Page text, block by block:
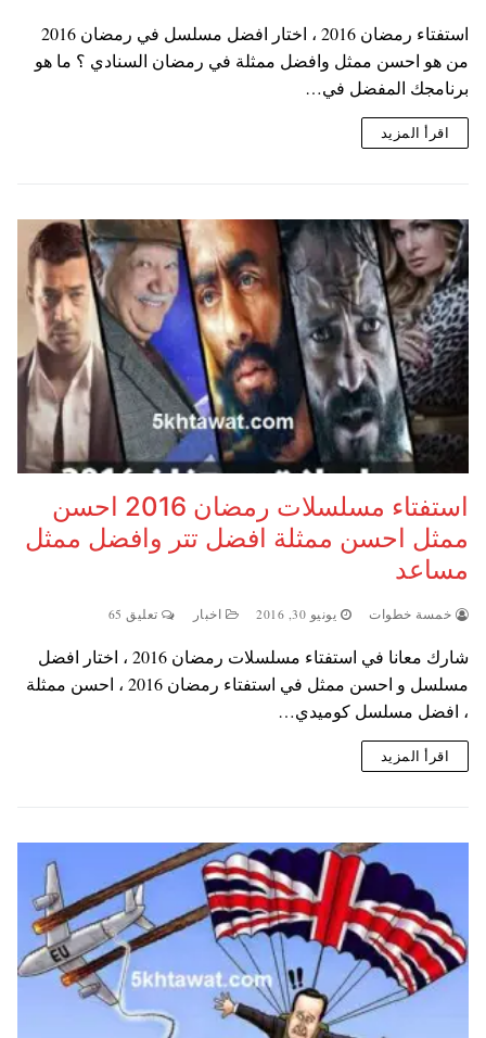
استفتاء رمضان 2016 ، اختار افضل مسلسل في رمضان 2016
من هو احسن ممثل وافضل ممثلة في رمضان السنادي ؟ ما هو
برنامجك المفضل في…
اقرأ المزيد
استفتاء مسلسلات رمضان 2016 احسن
ممثل احسن ممثلة افضل تتر وافضل ممثل
مساعد
خمسة خطوات يونيو 30, 2016 اخبار تعليق 65
شارك معانا في استفتاء مسلسلات رمضان 2016 ، اختار افضل
مسلسل و احسن ممثل في استفتاء رمضان 2016 ، احسن ممثلة
، افضل مسلسل كوميدي…
اقرأ المزيد